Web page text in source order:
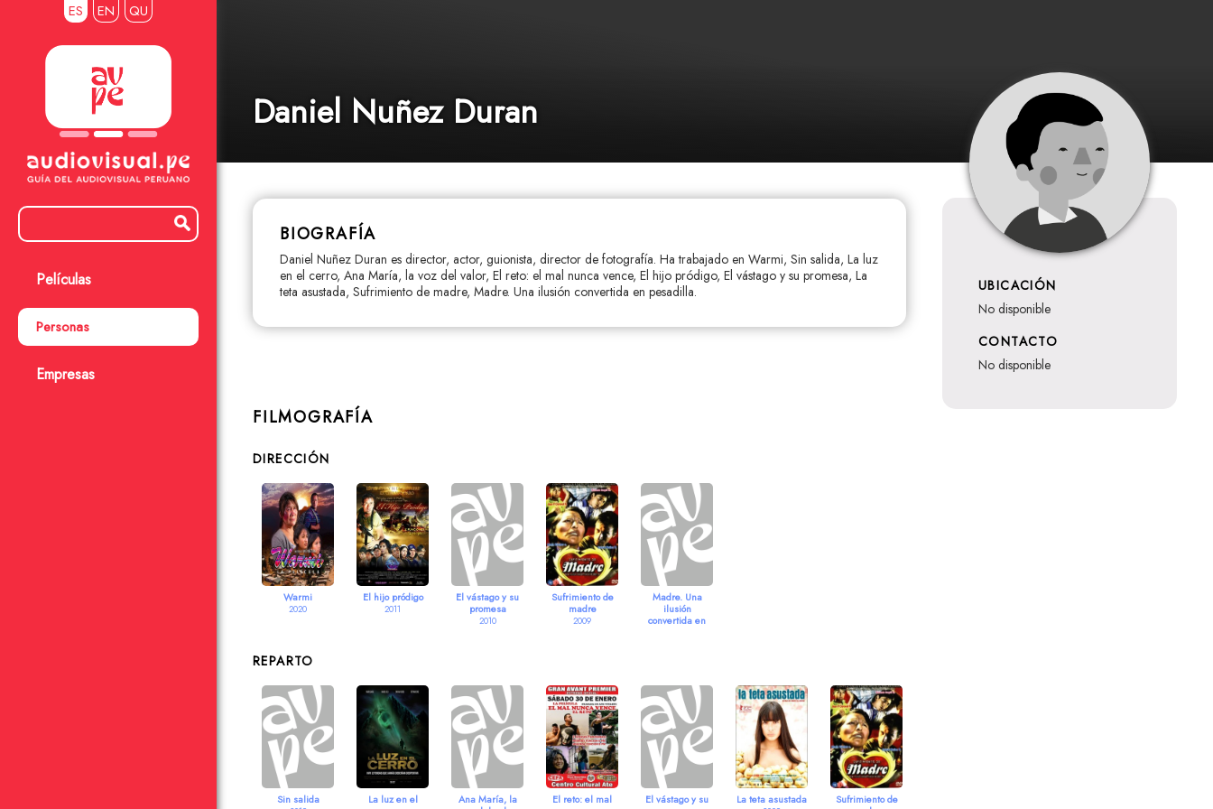
ES EN QU
Películas
Personas
Empresas
Daniel Nuñez Duran
BIOGRAFÍA
Daniel Nuñez Duran es director, actor, guionista, director de fotografía. Ha trabajado en Warmi, Sin salida, La luz
en el cerro, Ana María, la voz del valor, El reto: el mal nunca vence, El hijo pródigo, El vástago y su promesa, La
teta asustada, Sufrimiento de madre, Madre. Una ilusión convertida en pesadilla.
UBICACIÓN
no disponible
CONTACTO
no disponible
FILMOGRAFÍA
DIRECCIÓN
Warmi
2020
El hijo pródigo
2011
El vástago y su
promesa
2010
Sufrimiento de
madre
2009
Madre. Una
ilusión
convertida en
REPARTO
Sin salida
La luz en el
Ana María, la
El reto: el mal
El vástago y su
La teta asustada
Sufrimiento de